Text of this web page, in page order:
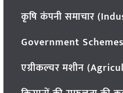
कृषि कंपनी समाचार
Government
एग्रीकल्चर मशीन